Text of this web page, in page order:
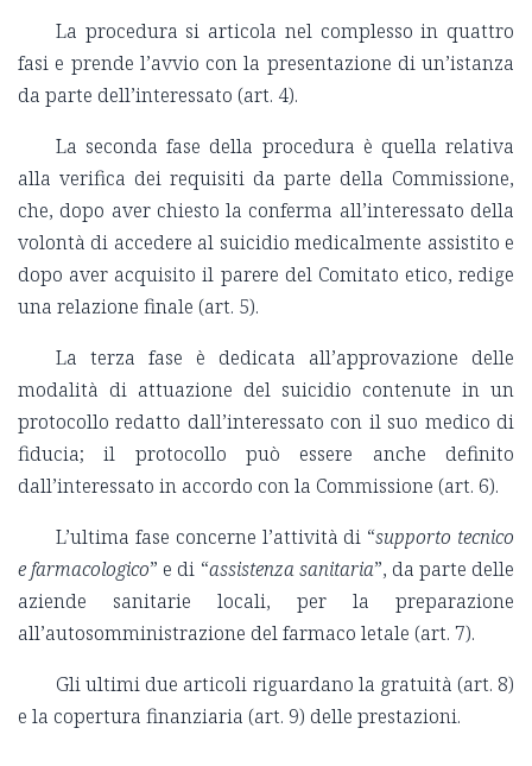
La procedura si articola nel complesso in quattro
fasi e prende l’avvio con la presentazione di un’istanza
da parte dell’interessato (art. 4).
La seconda fase della procedura è quella relativa
alla verifica dei requisiti da parte della Commissione,
che, dopo aver chiesto la conferma all’interessato della
volontà di accedere al suicidio medicalmente assistito e
dopo aver acquisito il parere del Comitato etico, redige
una relazione finale (art. 5).
La terza fase è dedicata all’approvazione delle
modalità di attuazione del suicidio contenute in un
protocollo redatto dall’interessato con il suo medico di
fiducia; il protocollo può essere anche definito
dall’interessato in accordo con la Commissione (art. 6).
L’ultima fase concerne l’attività di “supporto tecnico
e farmacologico” e di “assistenza sanitaria”, da parte delle
aziende sanitarie locali, per la preparazione
all’autosomministrazione del farmaco letale (art. 7).
Gli ultimi due articoli riguardano la gratuità (art. 8)
e la copertura finanziaria (art. 9) delle prestazioni.